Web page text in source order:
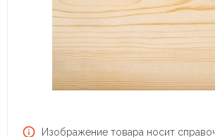
Изображение товара носит